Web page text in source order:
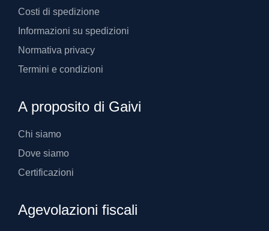
Costi di spedizione
Informazioni su spedizioni
Normativa privacy
Termini e condizioni
A proposito di Gaivi
Chi siamo
Dove siamo
Certificazioni
Agevolazioni fiscali